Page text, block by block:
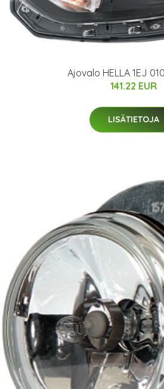
Ajovalo HELLA 1EJ
141.22 EUR
LISÄTIETOJA